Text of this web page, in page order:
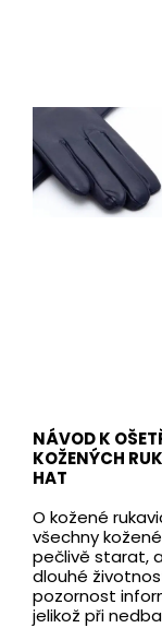
NÁVOD K
KOŽENÝCH
HAT
O kožené
všechny
pečlivě starat,
dlouhé
pozornost
jelikož při